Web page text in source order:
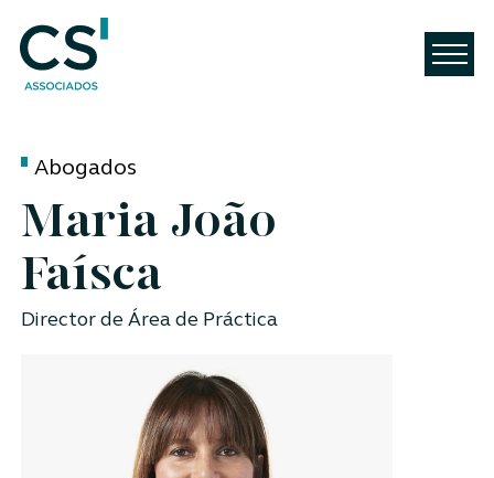
Abogados
Maria João
Faísca
Director de Área de Práctica